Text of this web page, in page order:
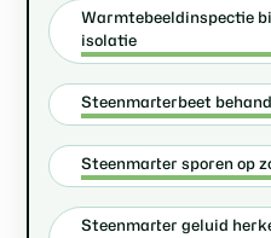
Warmtebeeldinspectie
isolatie
Steenmarterbeet
Steenmarter sporen op
Steenmarter geluid